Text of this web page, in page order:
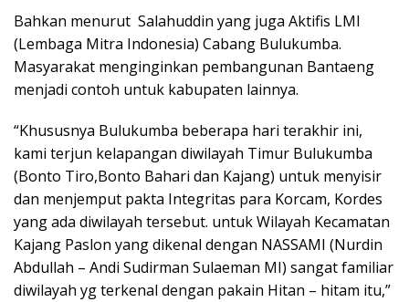
Bahkan menurut Salahuddin yang juga Aktifis LMI
(Lembaga Mitra Indonesia) Cabang Bulukumba.
Masyarakat menginginkan pembangunan Bantaeng
menjadi contoh untuk kabupaten lainnya.
“Khususnya Bulukumba beberapa hari terakhir ini,
kami terjun kelapangan diwilayah Timur Bulukumba
(Bonto Tiro,Bonto Bahari dan Kajang) untuk menyisir
dan menjemput pakta Integritas para Korcam, Kordes
yang ada diwilayah tersebut. untuk Wilayah Kecamatan
Kajang Paslon yang dikenal dengan NASSAMI (Nurdin
Abdullah – Andi Sudirman Sulaeman MI) sangat familiar
diwilayah yg terkenal dengan pakain Hitan – hitam itu,”